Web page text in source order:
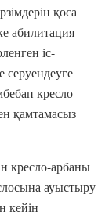
қоса
абилитация
іс-
серуендеуге
кресло-
қамтамасыз
кресло-арбаны
ауыстыру
кейін